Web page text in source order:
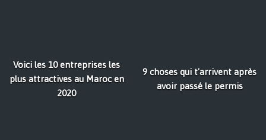
Voici les 10 entreprises les
plus attractives au Maroc en
2020
9 choses qui t'arrivent après
avoir passé le permis